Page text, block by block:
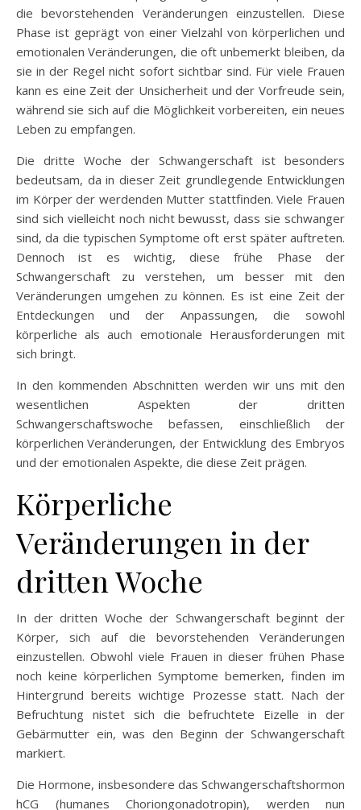
die bevorstehenden Veränderungen einzustellen. Diese
Phase ist geprägt von einer Vielzahl von körperlichen und
emotionalen Veränderungen, die oft unbemerkt bleiben, da
sie in der Regel nicht sofort sichtbar sind. Für viele Frauen
kann es eine Zeit der Unsicherheit und der Vorfreude sein,
während sie sich auf die Möglichkeit vorbereiten, ein neues
Leben zu empfangen.
Die dritte Woche der Schwangerschaft ist besonders
bedeutsam, da in dieser Zeit grundlegende Entwicklungen
im Körper der werdenden Mutter stattfinden. Viele Frauen
sind sich vielleicht noch nicht bewusst, dass sie schwanger
sind, da die typischen Symptome oft erst später auftreten.
Dennoch ist es wichtig, diese frühe Phase der
Schwangerschaft zu verstehen, um besser mit den
Veränderungen umgehen zu können. Es ist eine Zeit der
Entdeckungen und der Anpassungen, die sowohl
körperliche als auch emotionale Herausforderungen mit
sich bringt.
In den kommenden Abschnitten werden wir uns mit den
wesentlichen Aspekten der dritten
Schwangerschaftswoche befassen, einschließlich der
körperlichen Veränderungen, der Entwicklung des Embryos
und der emotionalen Aspekte, die diese Zeit prägen.
Körperliche
Veränderungen in der
dritten Woche
In der dritten Woche der Schwangerschaft beginnt der
Körper, sich auf die bevorstehenden Veränderungen
einzustellen. Obwohl viele Frauen in dieser frühen Phase
noch keine körperlichen Symptome bemerken, finden im
Hintergrund bereits wichtige Prozesse statt. Nach der
Befruchtung nistet sich die befruchtete Eizelle in der
Gebärmutter ein, was den Beginn der Schwangerschaft
markiert.
Die Hormone, insbesondere das Schwangerschaftshormon
hCG (humanes Choriongonadotropin), werden nun